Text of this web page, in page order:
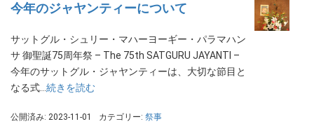
今年のジャヤンティーについて
サットグル・シュリー・マハーヨーギー・パラマハン
サ 御聖誕75周年祭 – The 75th SATGURU JAYANTI –
今年のサットグル・ジャヤンティーは、大切な節目と
なる式… 続きを読む
公開済み: 2023-11-01 カテゴリー: 祭事